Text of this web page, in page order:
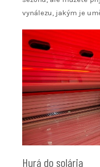
vynálezu, jakým je
Hurá do solária